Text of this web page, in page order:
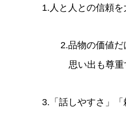
1.人と人との信頼を
2.品物の価値だ
思い出も尊重
3.「話しやすさ」